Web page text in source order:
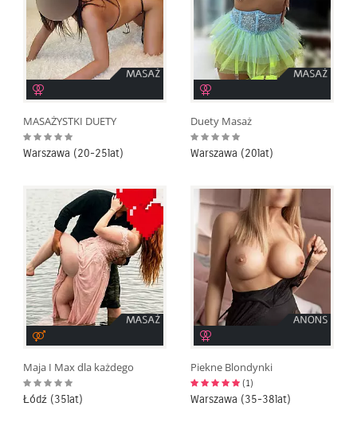
MASAŻYSTKI DUETY
Warszawa (20-25lat)
Duety Masaż
Warszawa (20lat)
Maja I Max dla każdego
Łódź (35lat)
Piekne Blondynki
(1)
Warszawa (35-38lat)